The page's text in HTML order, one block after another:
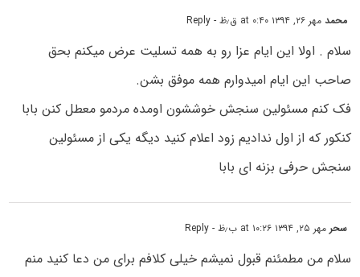
محمدمهر ۲۶, ۱۳۹۴ at ۰:۴۰ ق٫ظ - Reply
سلام . اولا این ایام عزا رو به همه تسلیت عرض میکنم بحق
صاحب این ایام امیدوارم همه موفق بشن.
فک کنم مسئولین سنجش خوششون اومده مردمو معطل کنن بابا
کنکور که از اول ندادیم زود اعلام کنید دیگه یکی از مسئولین
سنجش حرفی بزنه ای بابا
سحرمهر ۲۵, ۱۳۹۴ at ۱۰:۲۶ ب٫ظ - Reply
سلام من مطمئنم قبول نمیشم خیلی کلافم برای من دعا کنید منم